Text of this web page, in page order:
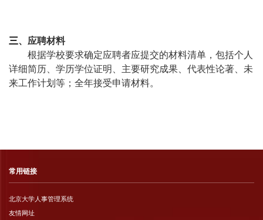
三、应聘材料
根据学校要求确定应聘者应提交的材料清单，包括个人
详细简历、学历学位证明、主要研究成果、代表性论著、未
来工作计划等；全年接受申请材料。
常用链接
北京大学人事管理系统
友情网址